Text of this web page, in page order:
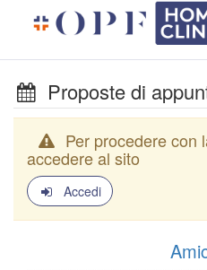
Proposte di
Per procedere con
accedere al sito
Accedi